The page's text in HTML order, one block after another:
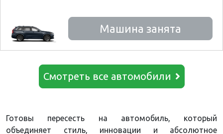
Машина занята
Смотреть все автомобили
Готовы пересесть на автомобиль, который
объединяет стиль, инновации и абсолютное